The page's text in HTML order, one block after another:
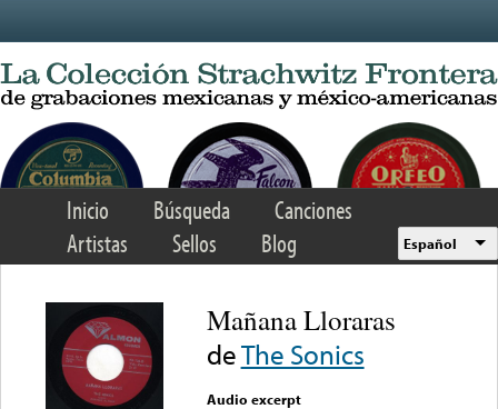
Inicio Búsqueda
Canciones
Artistas
Sellos Blog Español
Mañana Lloraras
deThe Sonics
Audio excerpt